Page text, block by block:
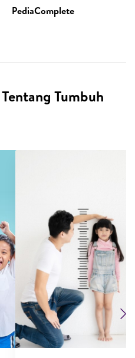
PediaComplete
Tumbuh